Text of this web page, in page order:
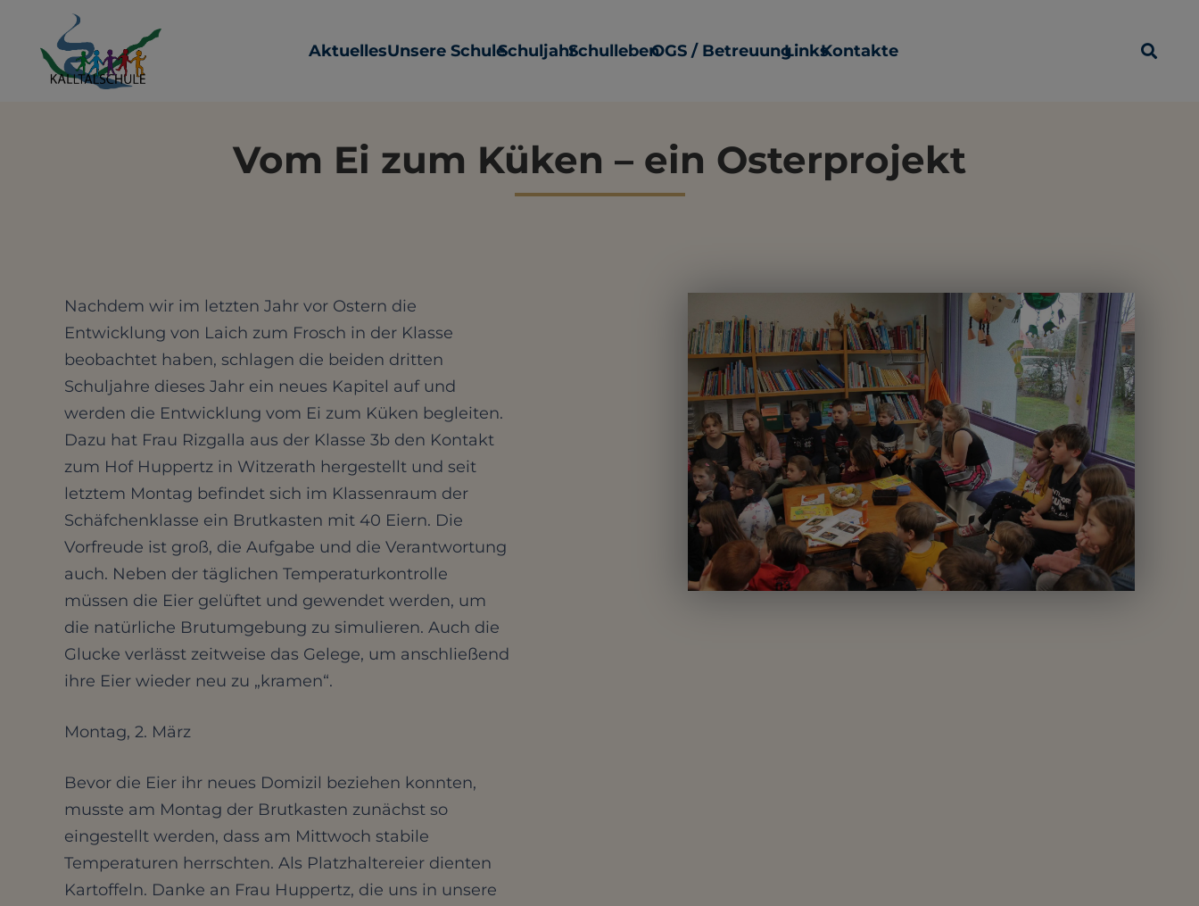
AktuellesUnsere SchuleSchuljahrSchullebenOGS / BetreuungLinksKontakte
Vom Ei zum Küken – ein Osterprojekt
Nachdem wir im letzten Jahr vor Ostern die
Entwicklung von Laich zum Frosch in der Klasse
beobachtet haben, schlagen die beiden dritten
Schuljahre dieses Jahr ein neues Kapitel auf und
werden die Entwicklung vom Ei zum Küken begleiten.
Dazu hat Frau Rizgalla aus der Klasse 3b den Kontakt
zum Hof Huppertz in Witzerath hergestellt und seit
letztem Montag befindet sich im Klassenraum der
Schäfchenklasse ein Brutkasten mit 40 Eiern. Die
Vorfreude ist groß, die Aufgabe und die Verantwortung
auch. Neben der täglichen Temperaturkontrolle
müssen die Eier gelüftet und gewendet werden, um
die natürliche Brutumgebung zu simulieren. Auch die
Glucke verlässt zeitweise das Gelege, um anschließend
ihre Eier wieder neu zu „kramen“.
Montag, 2. März
Bevor die Eier ihr neues Domizil beziehen konnten,
musste am Montag der Brutkasten zunächst so
eingestellt werden, dass am Mittwoch stabile
Temperaturen herrschten. Als Platzhaltereier dienten
Kartoffeln. Danke an Frau Huppertz, die uns in unsere